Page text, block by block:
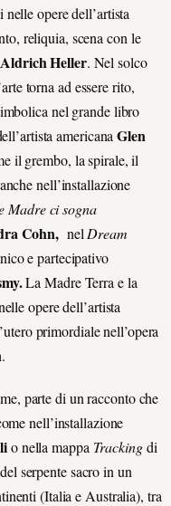
opere dell’artista
reliquia, scena con le
Heller. Nel solco
torna ad essere rito,
nel grande libro
americanaGlen
il grembo, la spirale, il
nell’installazione
Madre ci sogna
Cohn, nelDream
e partecipativo
La Madre Terra e la
opere dell’artista
primordiale nell’opera
.
parte di un racconto che
nell’installazione
o nella mappa Trackingdi
serpente sacro in un
(Italia e Australia), tra